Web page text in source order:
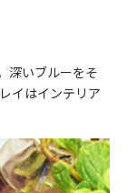
深いブルーをそ
イはインテリア